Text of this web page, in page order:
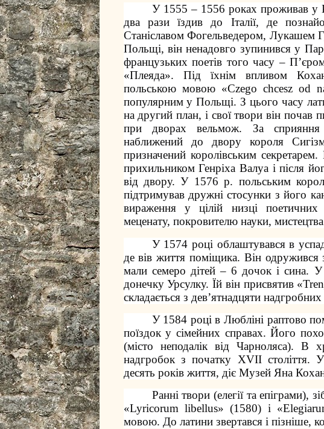
У 1555 – 1556 роках проживав у
два рази їздив до Італії, де
Станіславом Фогельведером, Лукашем
Польщі, він ненадовго зупинився у
французьких поетів того часу –
«Плеяда». Під їхнім впливом
польською мовою «Czego chcesz od
популярним у Польщі. З цього часу
на другий план, і свої твори він
при дворах вельмож. За
наближений до двору короля
призначений королівським
прихильником Генріха Валуа і після
від двору. У 1576 р. польським
підтримував дружні стосунки з його
вираження у цілій низці
меценату, покровителю науки, мистецтва
У 1574 році облаштувався в
де вів життя поміщика. Він
мали семеро дітей – 6 дочок і сина.
донечку Урсулку. Їй він присвятив
складається з дев’ятнадцяти надгробних
У 1584 році в Любліні раптово
поїздок у сімейних справах. Його
(місто неподалік від Чарноляса). В
надгробок з початку XVII століття.
десять років життя, діє Музей Яна
Ранні твори (елегії та епіграми),
«Lyricorum libellus» (1580) і
мовою. До латини звертався і пізніше,